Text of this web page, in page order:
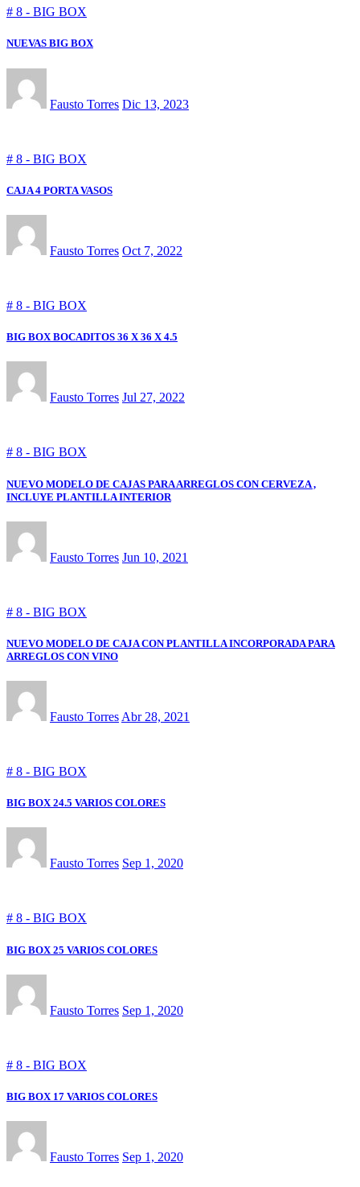
# 8 - BIG BOX
NUEVAS BIG BOX
Fausto Torres Dic 13, 2023
# 8 - BIG BOX
CAJA 4 PORTA VASOS
Fausto Torres Oct 7, 2022
# 8 - BIG BOX
BIG BOX BOCADITOS 36 X 36 X 4.5
Fausto Torres Jul 27, 2022
# 8 - BIG BOX
NUEVO MODELO DE CAJAS PARA ARREGLOS CON CERVEZA ,
INCLUYE PLANTILLA INTERIOR
Fausto Torres Jun 10, 2021
# 8 - BIG BOX
NUEVO MODELO DE CAJA CON PLANTILLA INCORPORADA PARA
ARREGLOS CON VINO
Fausto Torres Abr 28, 2021
# 8 - BIG BOX
BIG BOX 24.5 VARIOS COLORES
Fausto Torres Sep 1, 2020
# 8 - BIG BOX
BIG BOX 25 VARIOS COLORES
Fausto Torres Sep 1, 2020
# 8 - BIG BOX
BIG BOX 17 VARIOS COLORES
Fausto Torres Sep 1, 2020